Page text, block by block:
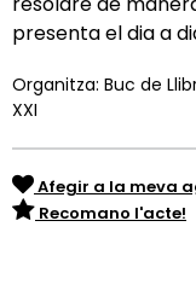
presenta el dia a
Organitza: Buc de
XXI
Afegir a la meva
Recomano l'acte!